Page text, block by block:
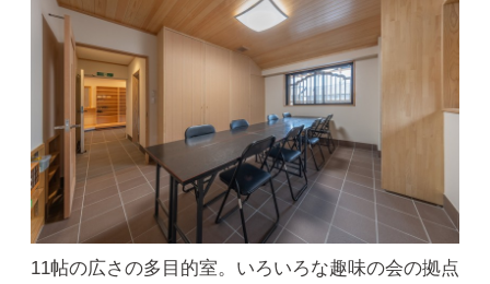
11帖の広さの多目的室。いろいろな趣味の会の拠点